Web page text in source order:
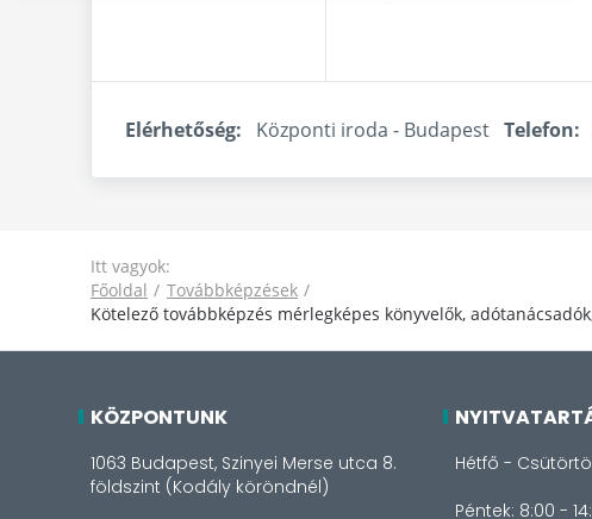
Elérhetőség: Központi iroda - Budapest Telefon:
Itt vagyok:
Főoldal
Továbbképzések
Kötelező továbbképzés mérlegképes könyvelők,
KÖZPONTUNK
1063 Budapest, Szinyei Merse utca 8.
földszint (Kodály köröndnél)
Hétfő -
Péntek: 8:00 -